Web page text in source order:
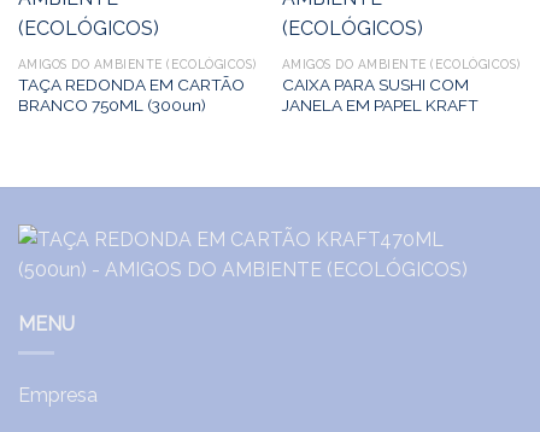
AMIGOS DO AMBIENTE (ECOLÓGICOS)
TAÇA REDONDA EM CARTÃO
BRANCO 750ML (300un)
AMIGOS DO AMBIENTE (ECOLÓGICOS)
CAIXA PARA SUSHI COM
JANELA EM PAPEL KRAFT
MENU
Empresa